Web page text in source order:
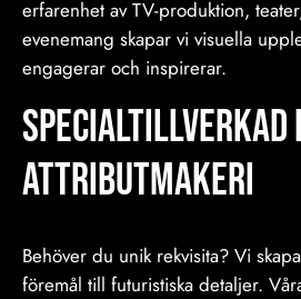
erfarenhet av TV-produktion,
evenemang skapar vi visuella
engagerar och inspirerar.
Specialtillverkad
Attributmakeri
Behöver du unik rekvisita? Vi
föremål till futuristiska detaljer.